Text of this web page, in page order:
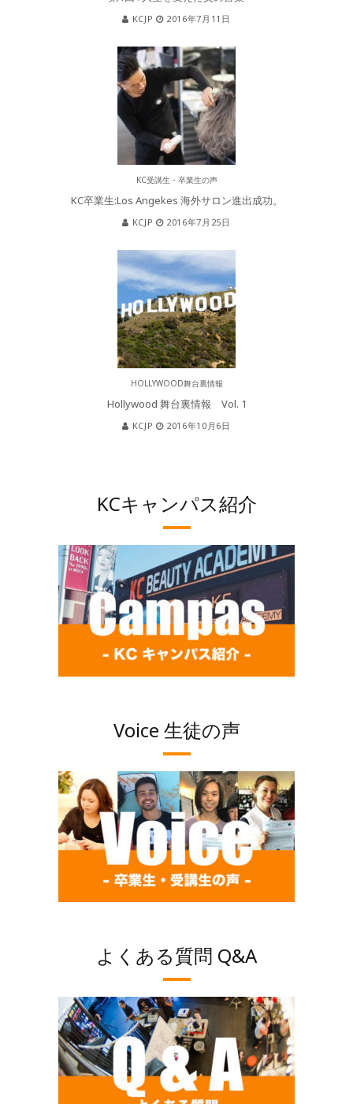
KCJP 2016年7月11日
KC受講生・卒業生の声
KC卒業生:Los Angekes 海外サロン進出成功。
KCJP 2016年7月25日
HOLLYWOOD舞台裏情報
Hollywood 舞台裏情報 Vol. 1
KCJP 2016年10月6日
KCキャンパス紹介
Voice 生徒の声
よくある質問 Q&A